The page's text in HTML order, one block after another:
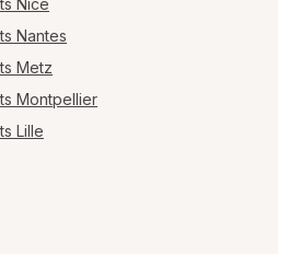
Nice
Nantes
Metz
Montpellier
Lille